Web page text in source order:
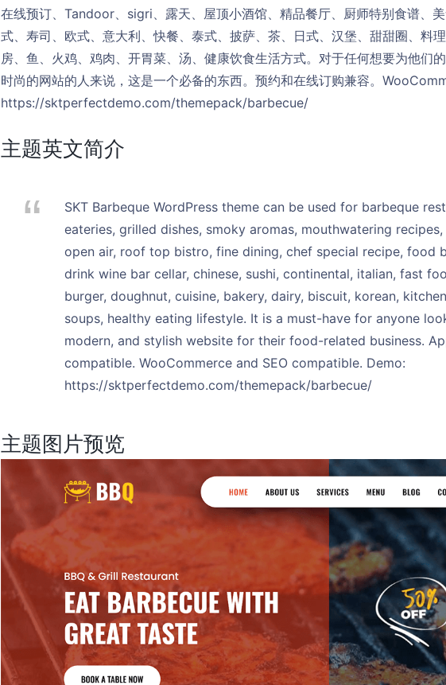
在线预订、Tandoor、sigri、露天、屋顶小酒馆、精品餐厅、厨师特别食谱、
式、寿司、欧式、意大利、快餐、泰式、披萨、茶、日式、汉堡、甜甜圈、料
房、鱼、火鸡、鸡肉、开胃菜、汤、健康饮食生活方式。对于任何想要为他们
时尚的网站的人来说，这是一个必备的东西。预约和在线订购兼容。
https://sktperfectdemo.com/themepack/barbecue/
主题英文简介
SKT Barbeque WordPress theme can be used for barbeque
eateries, grilled dishes, smoky aromas, mouthwatering
open air, roof top bistro, fine dining, chef special recipe, food
drink wine bar cellar, chinese, sushi, continental, italian, fast
burger, doughnut, cuisine, bakery, dairy, biscuit, korean,
soups, healthy eating lifestyle. It is a must-have for anyone
modern, and stylish website for their food-related business.
compatible. WooCommerce and SEO compatible. Demo:
https://sktperfectdemo.com/themepack/barbecue/
主题图片预览